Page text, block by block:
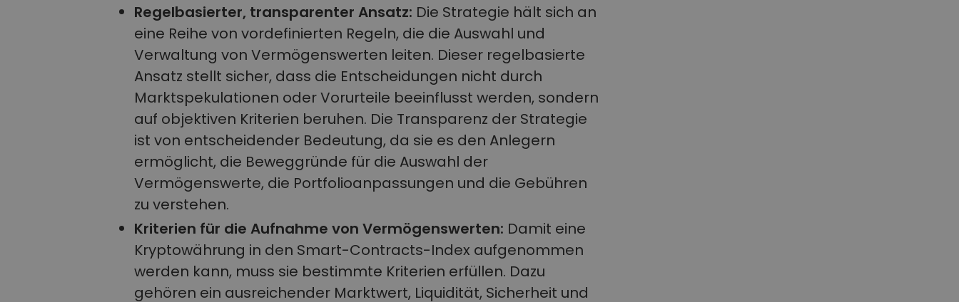
Regelbasierter, transparenter Ansatz: Die Strategie hält sich an
eine Reihe von vordefinierten Regeln, die die Auswahl und
Verwaltung von Vermögenswerten leiten. Dieser regelbasierte
Ansatz stellt sicher, dass die Entscheidungen nicht durch
Marktspekulationen oder Vorurteile beeinflusst werden, sondern
auf objektiven Kriterien beruhen. Die Transparenz der Strategie
ist von entscheidender Bedeutung, da sie es den Anlegern
ermöglicht, die Beweggründe für die Auswahl der
Vermögenswerte, die Portfolioanpassungen und die Gebühren
zu verstehen.
Kriterien für die Aufnahme von Vermögenswerten: Damit eine
Kryptowährung in den Smart-Contracts-Index aufgenommen
werden kann, muss sie bestimmte Kriterien erfüllen. Dazu
gehören ein ausreichender Marktwert, Liquidität, Sicherheit und